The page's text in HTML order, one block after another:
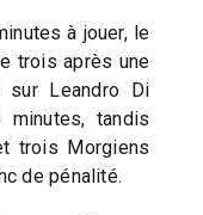
à jouer, le
trois après une
sur Leandro Di
tandis
trois Morgiens
de pénalité.